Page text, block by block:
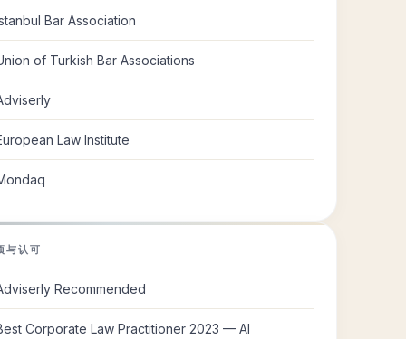
Bar Association
of Turkish Bar Associations
Law Institute
与认可
Recommended
Corporate Law Practitioner 2023 — AI